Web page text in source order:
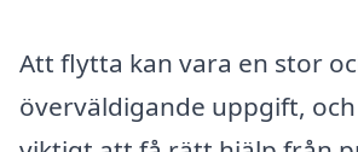
Att flytta kan vara en stor
överväldigande uppgift,